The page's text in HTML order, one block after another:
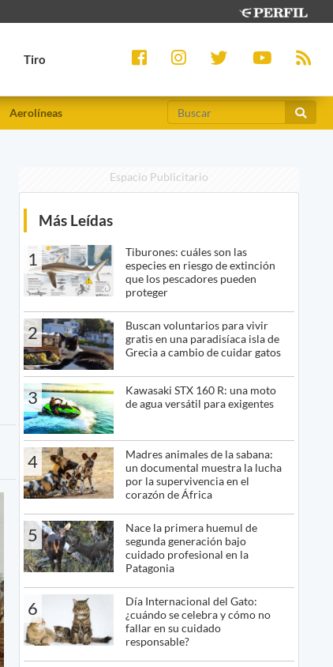
Tiro
Aerolíneas
Espacio Publicitario
Más Leídas
1
Tiburones: cuáles son las
especies en riesgo de extinción
que los pescadores pueden
proteger
2
Buscan voluntarios para vivir
gratis en una paradisíaca isla de
Grecia a cambio de cuidar gatos
3
Kawasaki STX 160 R: una moto
de agua versátil para exigentes
4
Madres animales de la sabana:
un documental muestra la lucha
por la supervivencia en el
corazón de África
5
Nace la primera huemul de
segunda generación bajo
cuidado profesional en la
Patagonia
6
Día Internacional del Gato:
¿cuándo se celebra y cómo no
fallar en su cuidado
responsable?